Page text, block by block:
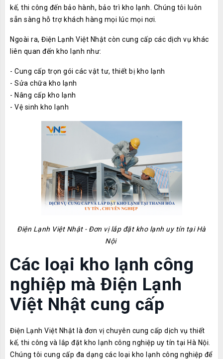
kế, thi công đến bảo hành, bảo trì kho lạnh. Chúng tôi luôn
sẵn sàng hỗ trợ khách hàng mọi lúc mọi nơi.
Ngoài ra, Điện Lạnh Việt Nhật còn cung cấp các dịch vụ khác
liên quan đến kho lạnh như:
- Cung cấp trọn gói các vật tư, thiết bị kho lạnh
- Sửa chữa kho lạnh
- Nâng cấp kho lạnh
- Vệ sinh kho lạnh
Điện Lạnh Việt Nhật - Đơn vị lắp đặt kho lạnh uy tín tại Hà
Nội
Các loại kho lạnh công
nghiệp mà Điện Lạnh
Việt Nhật cung cấp
Điện Lạnh Việt Nhật là đơn vị chuyên cung cấp dịch vụ thiết
kế, thi công và lắp đặt kho lạnh công nghiệp uy tín tại Hà Nội.
Chúng tôi cung cấp đa dạng các loại kho lạnh công nghiệp để